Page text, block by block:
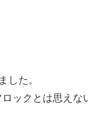
した。
ックとは思えな